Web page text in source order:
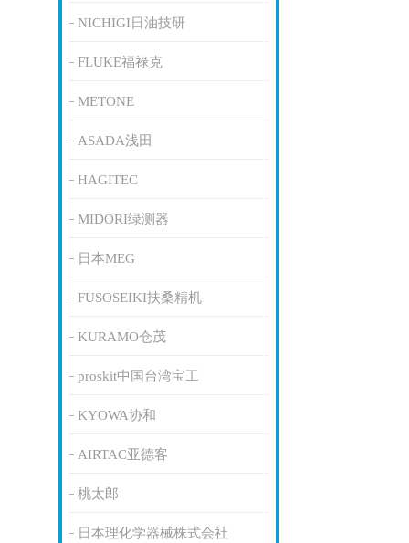
NICHIGI日油技研
FLUKE福禄克
METONE
ASADA浅田
HAGITEC
MIDORI绿测器
日本MEG
FUSOSEIKI扶桑精机
KURAMO仓茂
proskit中国台湾宝工
KYOWA协和
AIRTAC亚德客
桃太郎
日本理化学器械株式会社